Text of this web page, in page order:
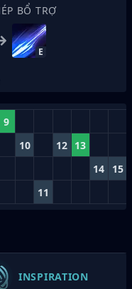
BỔ TRỢ
E
9
10 12 13
14 15
11
INSPIRATION